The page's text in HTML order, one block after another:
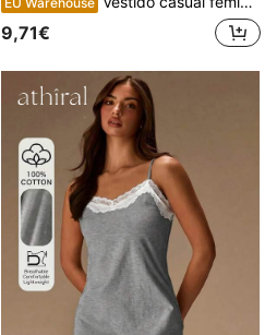
9,71€